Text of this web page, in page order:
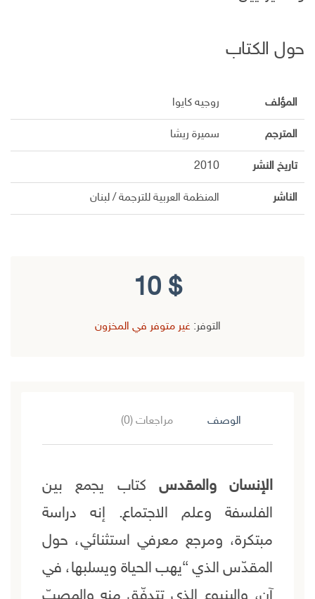
حول الكتاب
المؤلف روجيه كايوا
المترجم سميرة ريشا
تاريخ النشر 2010
الناشر المنظمة العربية للترجمة / لبنان
10 $
التوفر:غير متوفر في المخزون
الوصف مراجعات (0)
الإنسان والمقدسكتاب يجمع بين
الفلسفة وعلم الاجتماع. إنه دراسة
مبتكرة، ومرجع معرفي استثنائي، حول
المقدّس الذي “يهب الحياة ويسلبها، في